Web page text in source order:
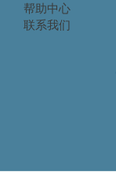
帮助中心
联系我们